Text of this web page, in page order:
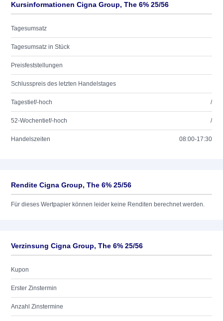
Kursinformationen Cigna Group, The 6% 25/56
Tagesumsatz
Tagesumsatz in Stück
Preisfeststellungen
Schlusspreis des letzten Handelstages
Tagestief/-hoch /
52-Wochentief/-hoch /
Handelszeiten 08:00-17:30
Rendite Cigna Group, The 6% 25/56
Für dieses Wertpapier können leider keine Renditen berechnet werden.
Verzinsung Cigna Group, The 6% 25/56
Kupon
Erster Zinstermin
Anzahl Zinstermine